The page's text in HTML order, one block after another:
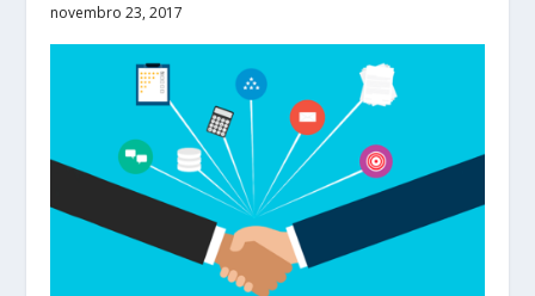
novembro 23, 2017